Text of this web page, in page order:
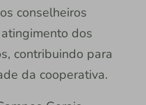
conselheiros
dos
contribuindo para
da cooperativa.